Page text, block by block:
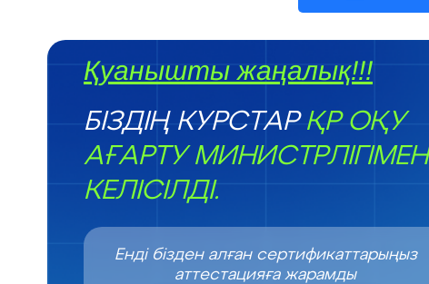
Қуанышты жаңалық!!!
БІЗДІҢ КУРСТАР ҚР ОҚУ
АҒАРТУ МИНИСТРЛІГІМЕН
КЕЛІСІЛДІ.
Енді бізден алған сертификаттарыңыз
аттестацияға жарамды